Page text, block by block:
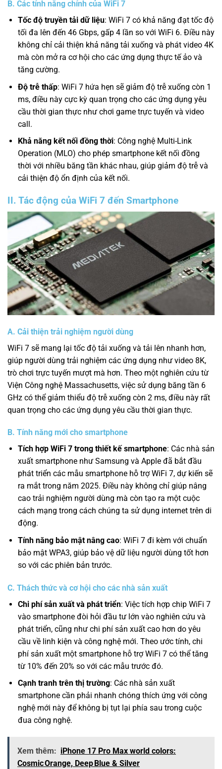
B. Các tính năng chính của WiFi 7
Tốc độ truyền tải dữ liệu: WiFi 7 có khả năng đạt tốc độ
tối đa lên đến 46 Gbps, gấp 4 lần so với WiFi 6. Điều này
không chỉ cải thiện khả năng tải xuống và phát video 4K
mà còn mở ra cơ hội cho các ứng dụng thực tế ảo và
tăng cường.
Độ trễ thấp: WiFi 7 hứa hẹn sẽ giảm độ trễ xuống còn 1
ms, điều này cực kỳ quan trọng cho các ứng dụng yêu
cầu thời gian thực như chơi game trực tuyến và video
call.
Khả năng kết nối đồng thời: Công nghệ Multi-Link
Operation (MLO) cho phép smartphone kết nối đồng
thời với nhiều băng tần khác nhau, giúp giảm độ trễ và
cải thiện độ ổn định của kết nối.
II. Tác động của WiFi 7 đến Smartphone
A. Cải thiện trải nghiệm người dùng
WiFi 7 sẽ mang lại tốc độ tải xuống và tải lên nhanh hơn,
giúp người dùng trải nghiệm các ứng dụng như video 8K,
trò chơi trực tuyến mượt mà hơn. Theo một nghiên cứu từ
Viện Công nghệ Massachusetts, việc sử dụng băng tần 6
GHz có thể giảm thiểu độ trễ xuống còn 2 ms, điều này rất
quan trọng cho các ứng dụng yêu cầu thời gian thực.
B. Tính năng mới cho smartphone
Tích hợp WiFi 7 trong thiết kế smartphone: Các nhà sản
xuất smartphone như Samsung và Apple đã bắt đầu
phát triển các mẫu smartphone hỗ trợ WiFi 7, dự kiến sẽ
ra mắt trong năm 2025. Điều này không chỉ giúp nâng
cao trải nghiệm người dùng mà còn tạo ra một cuộc
cách mạng trong cách chúng ta sử dụng internet trên di
động.
Tính năng bảo mật nâng cao: WiFi 7 đi kèm với chuẩn
bảo mật WPA3, giúp bảo vệ dữ liệu người dùng tốt hơn
so với các phiên bản trước.
C. Thách thức và cơ hội cho các nhà sản xuất
Chi phí sản xuất và phát triển: Việc tích hợp chip WiFi 7
vào smartphone đòi hỏi đầu tư lớn vào nghiên cứu và
phát triển, cũng như chi phí sản xuất cao hơn do yêu
cầu về linh kiện và công nghệ mới. Theo ước tính, chi
phí sản xuất một smartphone hỗ trợ WiFi 7 có thể tăng
từ 10% đến 20% so với các mẫu trước đó.
Cạnh tranh trên thị trường: Các nhà sản xuất
smartphone cần phải nhanh chóng thích ứng với công
nghệ mới này để không bị tụt lại phía sau trong cuộc
đua công nghệ.
Xem thêm: iPhone 17 Pro Max world colors:
Cosmic Orange, Deep Blue & Silver